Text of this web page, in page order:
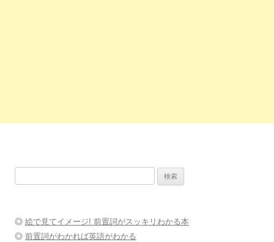
◎ 絵で見てイメージ! 前置詞がスッキリわかる本
◎ 前置詞がわかれば英語がわかる